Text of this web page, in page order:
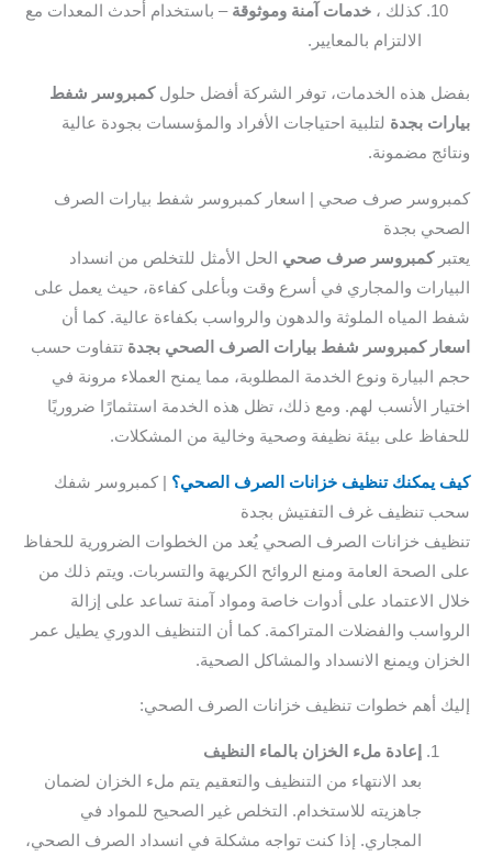
كذلك ،خدمات آمنة وموثوقة– باستخدام أحدث المعدات مع
الالتزام بالمعايير.
هذه الخدمات، توفر الشركة أفضل حلول كمبروسر شفط
بجدةلتلبية احتياجات الأفراد والمؤسسات بجودة عالية
مضمونة.
صرف صحي | اسعار كمبروسر شفط بيارات الصرف
بجدة
كمبروسر صرف صحي الحل الأمثل للتخلص من انسداد
والمجاري في أسرع وقت وبأعلى كفاءة، حيث يعمل على
المياه الملوثة والدهون والرواسب بكفاءة عالية. كما أن
كمبروسر شفط بيارات الصرف الصحي بجدةتتفاوت حسب
البيارة ونوع الخدمة المطلوبة، مما يمنح العملاء مرونة في
الأنسب لهم. ومع ذلك، تظل هذه الخدمة استثمارًا ضروريًا
على بيئة نظيفة وصحية وخالية من المشكلات.
يمكنك تنظيف خزانات الصرف الصحي؟| كمبروسر شفك
تنظيف غرف التفتيش بجدة
خزانات الصرف الصحي يُعد من الخطوات الضرورية للحفاظ
الصحة العامة ومنع الروائح الكريهة والتسربات. ويتم ذلك من
الاعتماد على أدوات خاصة ومواد آمنة تساعد على إزالة
والفضلات المتراكمة. كما أن التنظيف الدوري يطيل عمر
ويمنع الانسداد والمشاكل الصحية.
أهم خطوات تنظيف خزانات الصرف الصحي:
إعادة ملء الخزان بالماء النظيف
بعد الانتهاء من التنظيف والتعقيم يتم ملء الخزان لضمان
جاهزيته للاستخدام. التخلص غير الصحيح للمواد في
المجاري. إذا كنت تواجه مشكلة في انسداد الصرف الصحي،